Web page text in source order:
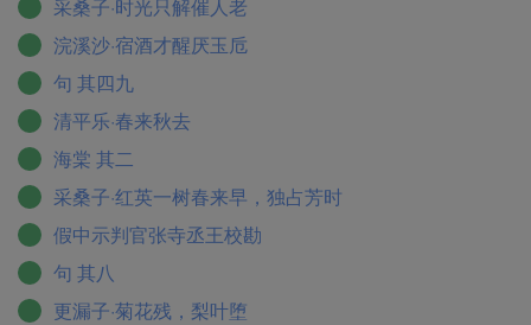
采桑子·时光只解催人老
浣溪沙·宿酒才醒厌玉卮
句 其四九
清平乐·春来秋去
海棠 其二
采桑子·红英一树春来早，独占芳时
假中示判官张寺丞王校勘
句 其八
更漏子·菊花残，梨叶堕